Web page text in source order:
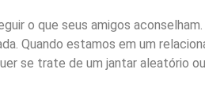
o que seus amigos
Quando estamos em um
se trate de um jantar aleatório